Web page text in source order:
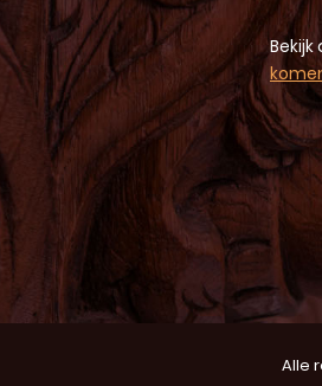
Bekijk
Alle